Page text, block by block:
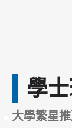
學
大學繁星